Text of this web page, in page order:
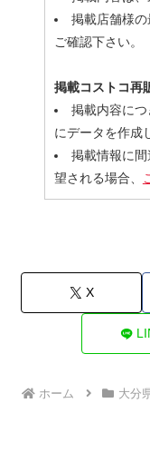
掲載店舗様
ご確認下さい。
掲載コストコ再
掲載内容に
にデータを作成
掲載情報に
望される場合、
X
ホーム 大分